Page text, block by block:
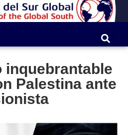
inquebrantable
Palestina ante